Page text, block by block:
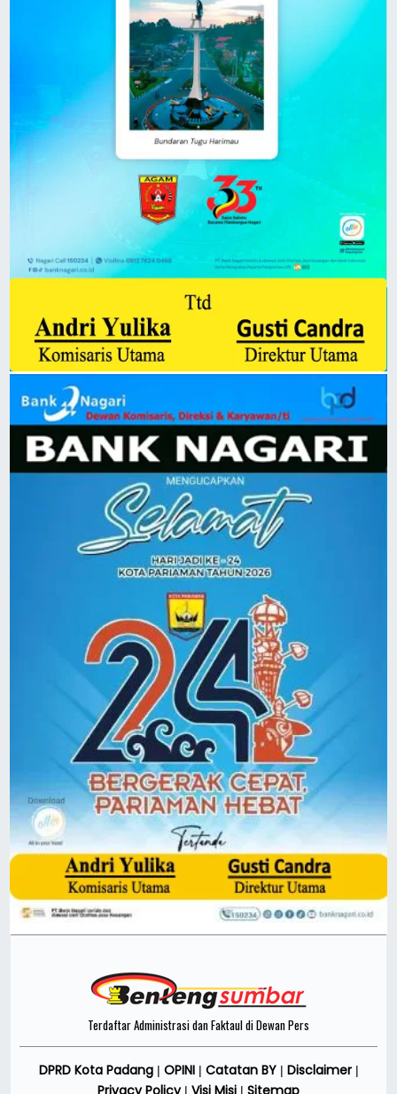
Terdaftar Administrasi dan Faktaul di Dewan Pers
DPRD Kota Padang| OPINI Catatan BY| Disclaimer|
Privacy Policy| Visi Misi Sitemap